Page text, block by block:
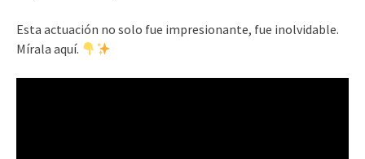
Esta actuación no solo fue impresionante, fue inolvidable.
Mírala aquí.